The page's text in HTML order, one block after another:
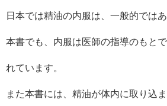
日本では精油の内服は、一般的では
本書でも、内服は医師の指導のもと
れています。
また本書には、精油が体内に取り込ま